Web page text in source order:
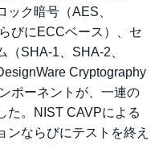
ク暗号（AES、
びにECCベース）、セ
（SHA-1、SHA-2、
Cryptography
ポーネントが、一連の
た。NIST CAVPによる
ンならびにテストを終え